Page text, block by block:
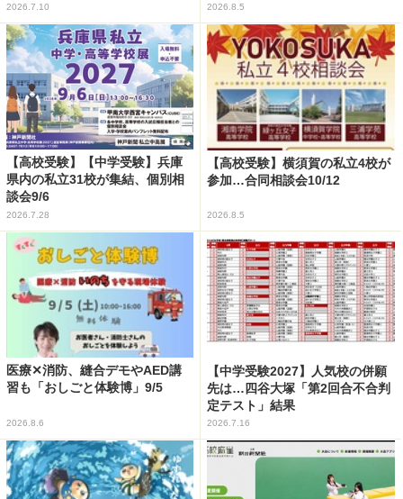
2026.7.10 2026.8.5
【高校受験】【中学受験】兵庫
県内の私立31校が集結、個別相
談会9/6
2026.7.28
【高校受験】横須賀の私立4校が
参加…合同相談会10/12
2026.8.5
医療✕消防、縫合デモやAED講
習も「おしごと体験博」9/5
2026.8.6
【中学受験2027】人気校の併願
先は…四谷大塚「第2回合不合判
定テスト」結果
2026.7.16